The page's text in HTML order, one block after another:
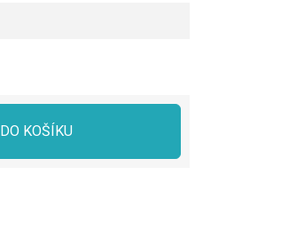
DO KOŠÍKU